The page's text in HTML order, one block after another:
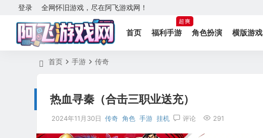
全网怀旧游戏，尽在阿飞游戏网！
登录
首页 福利手游
超爽
角色扮演 横版游戏
首页 手游 传奇
热血寻秦（合击三职业送充）
2024年11月30日 传奇 角色 手游 挂机 评论 291